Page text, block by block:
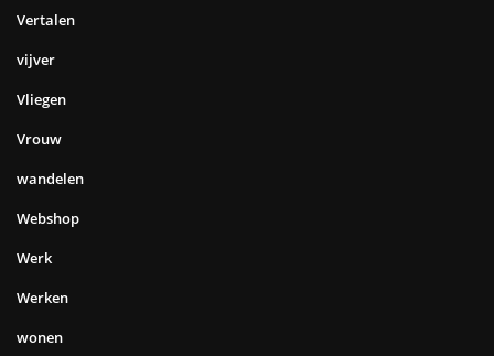
Vertalen
vijver
Vliegen
Vrouw
wandelen
Webshop
Werk
Werken
wonen